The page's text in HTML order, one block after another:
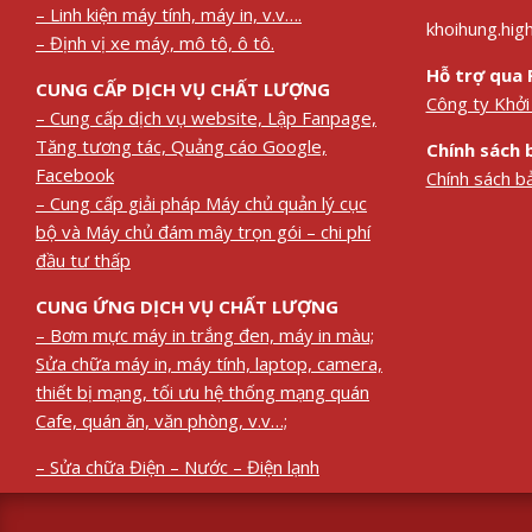
– Linh kiện máy tính, máy in, v.v….
– Định vị xe máy, mô tô, ô tô.
CUNG CẤP DỊCH VỤ CHẤT LƯỢNG
– Cung cấp dịch vụ website, Lập Fanpage,
Tăng tương tác, Quảng cáo Google,
Facebook
– Cung cấp giải pháp Máy chủ quản lý cục
bộ và Máy chủ đám mây trọn gói – chi phí
đầu tư thấp
CUNG ỨNG DỊCH VỤ CHẤT LƯỢNG
– Bơm mực máy in trắng đen, máy in màu;
Sửa chữa máy in, máy tính, laptop, camera,
thiết bị mạng, tối ưu hệ thống mạng quán
Cafe, quán ăn, văn phòng, v.v…;
– Sửa chữa Điện – Nước – Điện lạnh
Hỗ trợ qua
Công ty
Chính sách
Chính sách